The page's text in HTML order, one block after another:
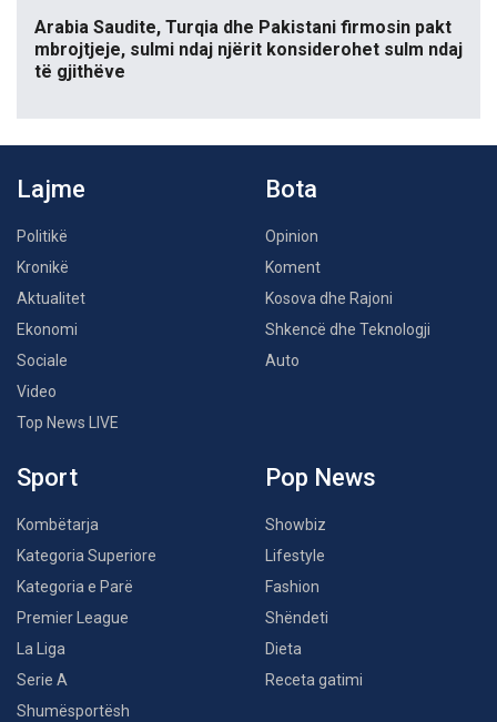
Arabia Saudite, Turqia dhe Pakistani firmosin pakt
mbrojtjeje, sulmi ndaj njërit konsiderohet sulm ndaj
të gjithëve
Lajme
Politikë
Kronikë
Aktualitet
Ekonomi
Sociale
Video
Top News LIVE
Bota
Opinion
Koment
Kosova dhe Rajoni
Shkencë dhe Teknologji
Auto
Sport
Kombëtarja
Kategoria Superiore
Kategoria e Parë
Premier League
La Liga
Serie A
Shumësportësh
Pop News
Showbiz
Lifestyle
Fashion
Shëndeti
Dieta
Receta gatimi